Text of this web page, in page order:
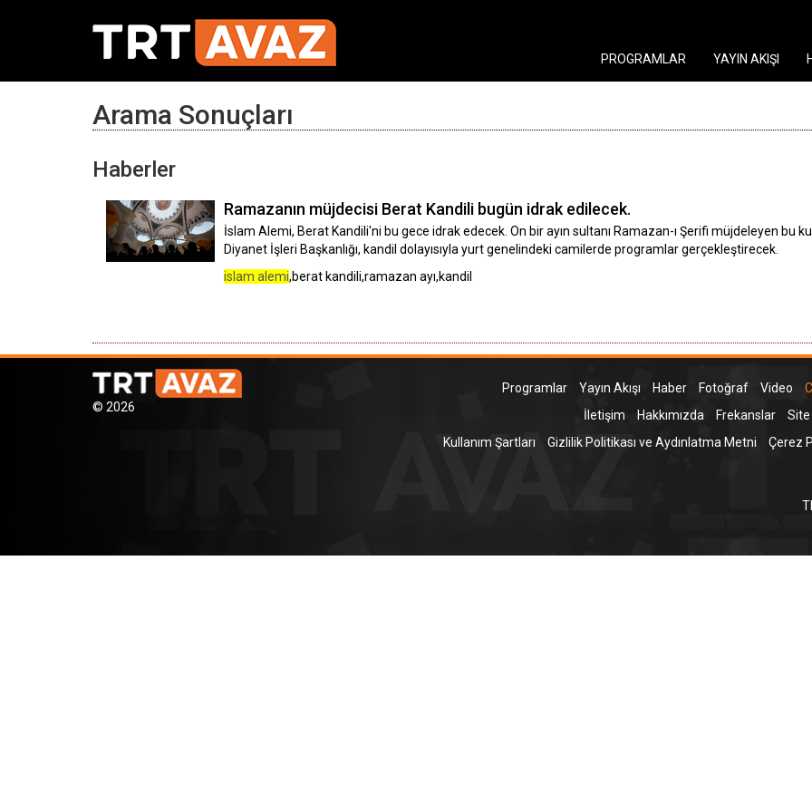
PROGRAMLAR YAYIN AKIŞI
Arama Sonuçları
Haberler
Ramazanın müjdecisi Berat Kandili bugün idrak edilecek.
İslam Alemi, Berat Kandili'ni bu gece idrak edecek. On bir ayın sultanı Ramazan-ı Şerifi müjdeleyen bu
Diyanet İşleri Başkanlığı, kandil dolayısıyla yurt genelindeki camilerde programlar gerçekleştirecek.
islam alemi,berat kandili,ramazan ayı,kandil
© 2026
Programlar Yayın Akışı Haber Fotoğraf Video
İletişim
Hakkımızda Frekanslar
Site
Kullanım Şartları
Gizlilik Politikası ve Aydınlatma Metni Çerez